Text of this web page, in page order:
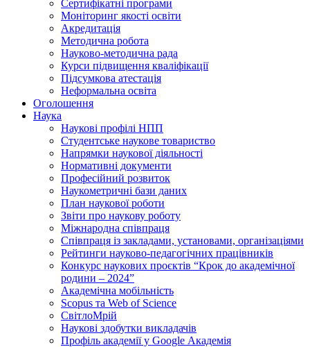
Сертифікатні програми
Моніторинг якості освіти
Акредитація
Методична робота
Науково-методична рада
Курси підвищення кваліфікації
Підсумкова атестація
Неформальна освіта
Оголошення
Наука
Наукові профілі НПП
Студентське наукове товариство
Напрямки наукової діяльності
Нормативні документи
Професійний розвиток
Наукометричні бази даних
План наукової роботи
Звіти про наукову роботу
Міжнародна співпраця
Співпраця із закладами, установами, організаціями
Рейтинги науково-педагогічних працівників
Конкурс наукових проєктів “Крок до академічної
родини – 2024”
Академічна мобільність
Scopus та Web of Science
СвітлоМрій
Наукові здобутки викладачів
Профіль академії у Google Академія